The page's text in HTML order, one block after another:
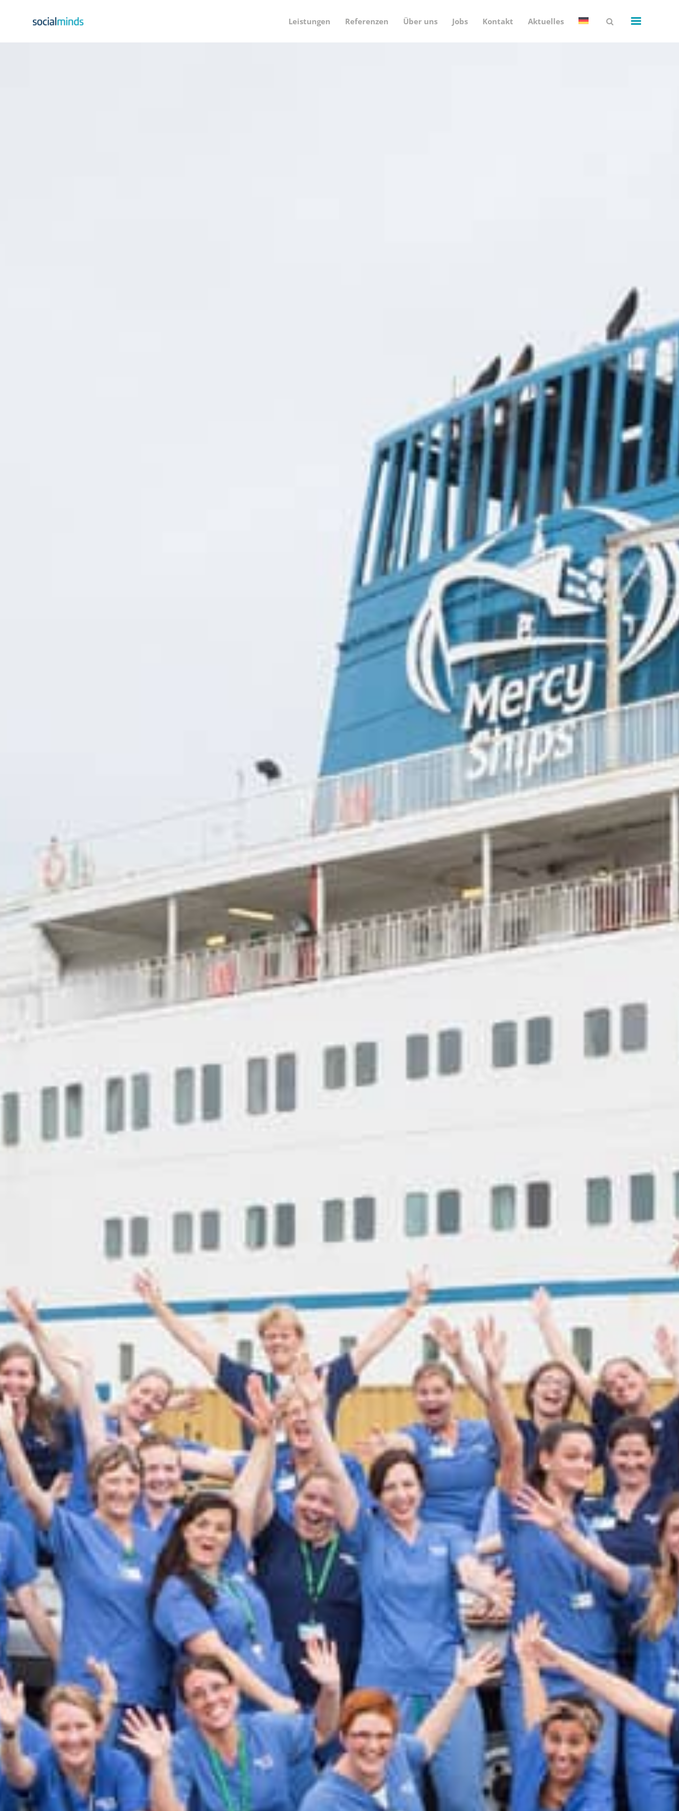
Leistungen Referenzen Über uns Jobs Kontakt Aktuelles